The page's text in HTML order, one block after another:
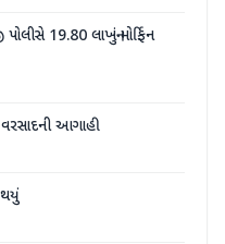
19.80 લાખનું મોર્ફિન
આગાહી
થયું